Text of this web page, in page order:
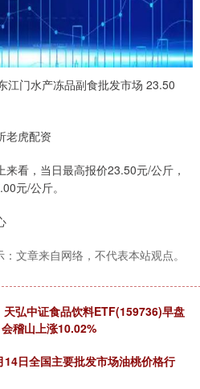
江门水产冻品副食批发市场 23.50
老虎配资
看，当日最高报价23.50元/公斤，
元/公斤。
文章来自网络，不代表本站观点。
弘中证食品饮料ETF(159736)早盘
稽山上涨10.02%
日全国主要批发市场油桃价格行